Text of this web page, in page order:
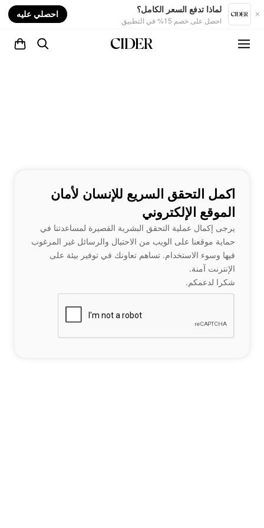
لماذا تدفع السعر الكامل؟
احصل على خصم 15% في التطبيق
احصلي عليه
اكمل التحقق السريع للإنسان لأمان
الموقع الإلكتروني
يرجى إكمال عملية التحقق البشرية القصيرة لمساعدتنا في
حماية موقعنا على الويب من الاحتيال والرسائل غير المرغوب
فيها وسوء الاستخدام. تساهم تعاونك في توفير بيئة على
الإنترنت آمنة.
شكرا لدعمكم.